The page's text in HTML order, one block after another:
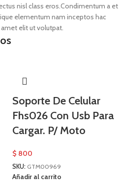
nisl class eros.Condimentum a et
elementum nam inceptos hac
elit ut volutpat.
Soporte De Celular
Fhs026 Con Usb Para
Cargar. P/ Moto
$ 800
SKU: GTM00969
Añadir al carrito